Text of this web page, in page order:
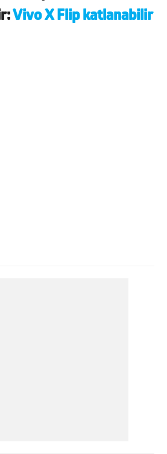
Vivo X Flip katlanabilir